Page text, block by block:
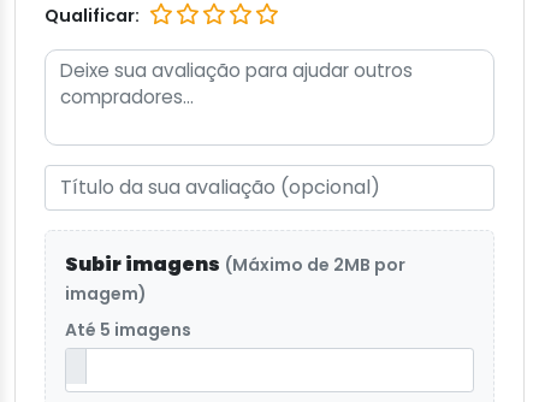
Qualificar:
Subir imagens (Máximo de 2MB por
imagem)
Até 5 imagens